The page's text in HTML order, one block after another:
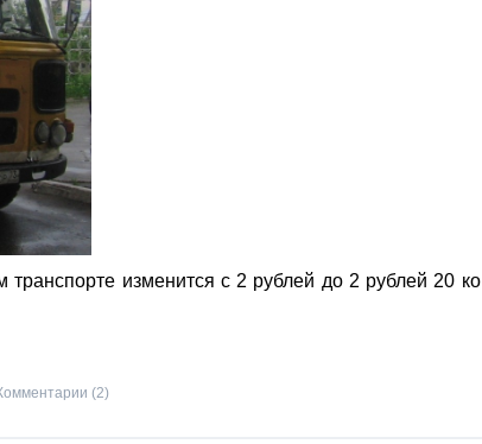
изменится с 2 рублей до 2 рублей 20 ко
(2)